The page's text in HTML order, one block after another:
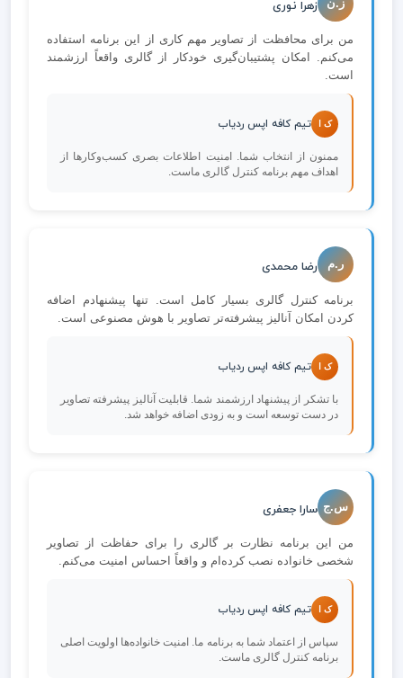
ز.ن زهرا نوری
من برای محافظت از تصاویر مهم کاری از این برنامه استفاده
می‌کنم. امکان پشتیبان‌گیری خودکار از گالری واقعاً ارزشمند
است.
ک ا تیم کافه اپس ردیاب
ممنون از انتخاب شما. امنیت اطلاعات بصری کسب‌وکارها از
اهداف مهم برنامه کنترل گالری ماست.
ر.م رضا محمدی
برنامه کنترل گالری بسیار کامل است. تنها پیشنهادم اضافه
کردن امکان آنالیز پیشرفته‌تر تصاویر با هوش مصنوعی است.
ک ا تیم کافه اپس ردیاب
با تشکر از پیشنهاد ارزشمند شما. قابلیت آنالیز پیشرفته تصاویر
در دست توسعه است و به زودی اضافه خواهد شد.
س.ج سارا جعفری
من این برنامه نظارت بر گالری را برای حفاظت از تصاویر
شخصی خانواده نصب کرده‌ام و واقعاً احساس امنیت می‌کنم.
ک ا تیم کافه اپس ردیاب
سپاس از اعتماد شما به برنامه ما. امنیت خانواده‌ها اولویت اصلی
برنامه کنترل گالری ماست.